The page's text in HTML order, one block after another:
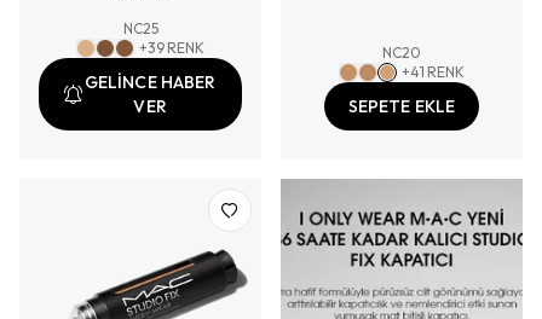
NC25
+39 RENK
GELİNCE HABER
VER
bitişli kapatıcı.
NC20
+41 RENK
SEPETE EKLE